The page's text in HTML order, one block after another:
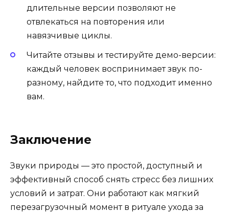
длительные версии позволяют не
отвлекаться на повторения или
навязчивые циклы.
Читайте отзывы и тестируйте демо-версии:
каждый человек воспринимает звук по-
разному, найдите то, что подходит именно
вам.
Заключение
Звуки природы — это простой, доступный и
эффективный способ снять стресс без лишних
условий и затрат. Они работают как мягкий
перезагрузочный момент в ритуале ухода за